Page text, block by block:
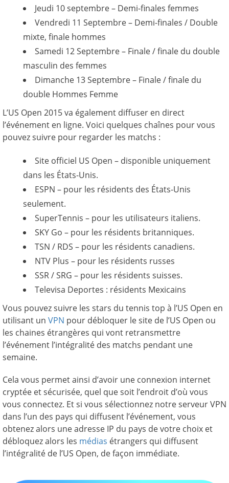
Jeudi 10 septembre – Demi-finales femmes
Vendredi 11 Septembre – Demi-finales / Double
mixte, finale hommes
Samedi 12 Septembre – Finale / finale du double
masculin des femmes
Dimanche 13 Septembre – Finale / finale du
double Hommes Femme
L’US Open 2015 va également diffuser en direct
l’événement en ligne. Voici quelques chaînes pour vous
pouvez suivre pour regarder les matchs :
Site officiel US Open – disponible uniquement
dans les États-Unis.
ESPN – pour les résidents des États-Unis
seulement.
SuperTennis – pour les utilisateurs italiens.
SKY Go – pour les résidents britanniques.
TSN / RDS – pour les résidents canadiens.
NTV Plus – pour les résidents russes
SSR / SRG – pour les résidents suisses.
Televisa Deportes : résidents Mexicains
Vous pouvez suivre les stars du tennis top à l’US Open en
utilisant un VPN pour débloquer le site de l’US Open ou
les chaines étrangères qui vont retransmettre
l’événement l’intégralité des matchs pendant une
semaine.
Cela vous permet ainsi d’avoir une connexion internet
cryptée et sécurisée, quel que soit l’endroit d’où vous
vous connectez. Et si vous sélectionnez notre serveur VPN
dans l’un des pays qui diffusent l’événement, vous
obtenez alors une adresse IP du pays de votre choix et
débloquez alors les médias étrangers qui diffusent
l’intégralité de l’US Open, de façon immédiate.